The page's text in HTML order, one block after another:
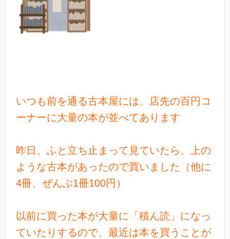
いつも前を通る古本屋には、店先の百円コ
ーナーに大量の本が並べてあります
昨日、ふと立ち止まって見ていたら、上の
ような古本があったので買いました（他に
4冊、ぜんぶ1冊100円）
以前に買った本が大量に「積ん読」になっ
ていたりするので、最近は本を買うことが